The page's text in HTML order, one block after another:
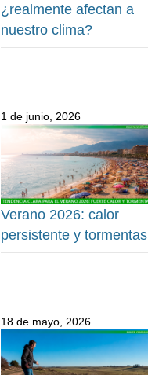
¿realmente afectan a
nuestro clima?
1 de junio, 2026
Verano 2026: calor
persistente y tormentas
18 de mayo, 2026